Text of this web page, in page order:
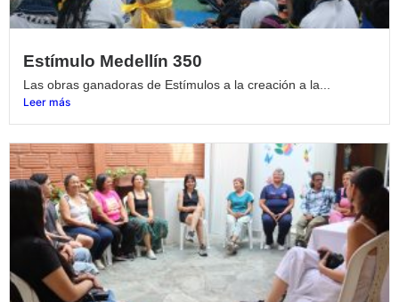
Estímulo Medellín 350
Las obras ganadoras de Estímulos a la creación a la...
Leer más